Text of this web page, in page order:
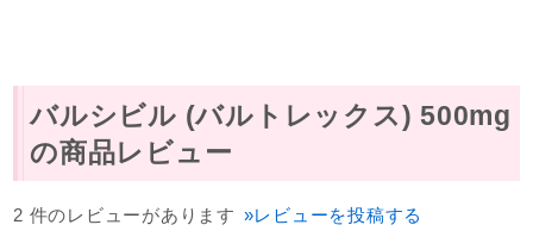
バルシビル (バルトレックス) 500mg
の商品レビュー
2 件のレビューがあります »レビューを投稿する